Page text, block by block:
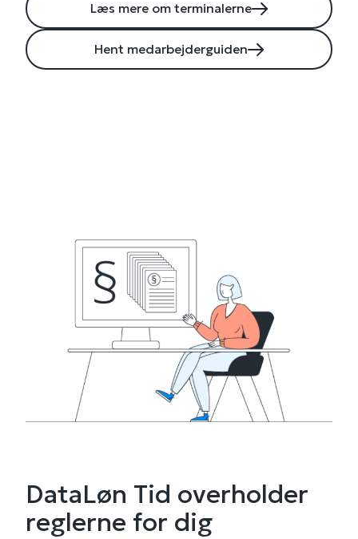
Læs mere om terminalerne
Hent medarbejderguiden
DataLøn Tid overholder
reglerne for dig